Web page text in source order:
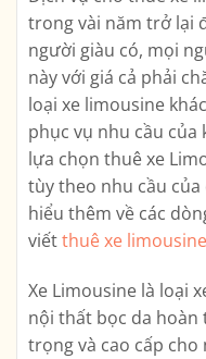
trong vài năm trở lại
người giàu có, mọi
này với giá cả phải
loại xe limousine
phục vụ nhu cầu của
lựa chọn thuê xe
tùy theo nhu cầu
hiểu thêm về các
viếtthuê xe
Xe Limousine là loại
nội thất bọc da hoàn
trọng và cao cấp cho